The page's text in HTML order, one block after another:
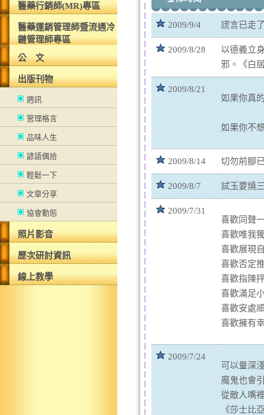
醫藥行銷師(MR)專區
醫藥運銷管理師暨流通冷
鏈管理師專區
公 文
出版刊物
週訊
管理格言
品味人生
諺語偶拾
輕鬆一下
文章分享
協會動態
照片影音
歷次研討資訊
線上教學
2009/9/4 謊言已走
2009/8/28
以德義立
邪。《白
2009/8/21
如果你真
如果你不
2009/8/14 切勿前腳
2009/8/7 試玉要燒
2009/7/31
喜歡同聲
喜歡唯我
喜歡展現
喜歡否定
喜歡指陳
喜歡滿足
喜歡安處
喜歡擁有
2009/7/24
可以量深
魔鬼也會
從敵人嘴
《莎士比